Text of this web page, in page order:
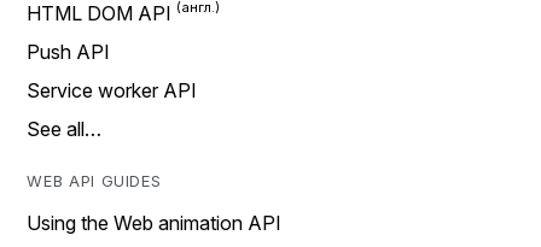
HTML DOM API
Push API
Service worker API
See all…
WEB API GUIDES
Using the Web animation API